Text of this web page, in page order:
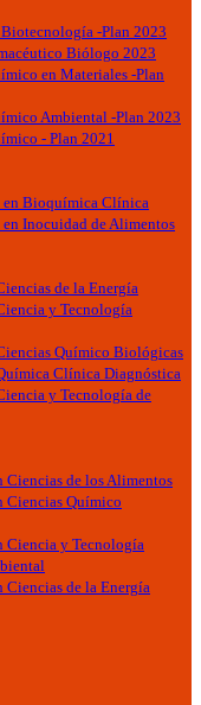
-Plan 2023
Biólogo 2023
en Materiales -Plan
Ambiental -Plan 2023
- Plan 2021
en Bioquímica Clínica
Inocuidad de Alimentos
de la Energía
y Tecnología
Químico Biológicas
Clínica Diagnóstica
y Tecnología de
Ciencias de los Alimentos
Ciencias Químico
Ciencia y Tecnología
Ciencias de la Energía